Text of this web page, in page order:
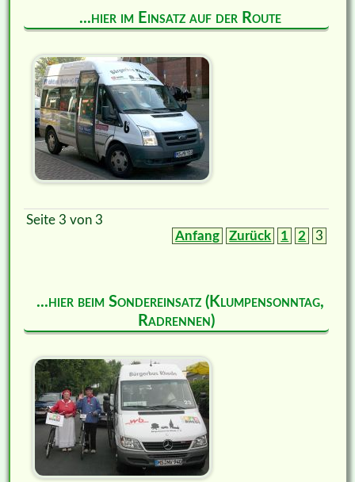
...hier im Einsatz auf der Route
Seite 3 von 3
Anfang
Zurück 1 2 3
...hier beim Sondereinsatz (Klumpensonntag,
Radrennen)